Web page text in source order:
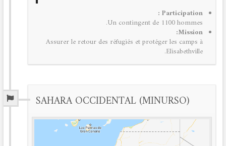
Participation :
Un contingent de 1100 hommes.
Mission:
Assurer le retour des réfugiés et protéger les camps à
Elisabethville.
SAHARA OCCIDENTAL (MINURSO)